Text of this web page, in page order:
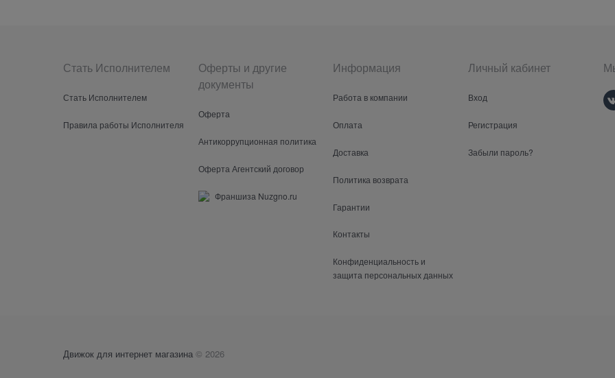
Стать Исполнителем
Стать Исполнителем
Правила работы Исполнителя
Оферты и другие
документы
Оферта
Антикоррупционная политика
Оферта Агентский договор
Франшиза Nuzgno.ru
Информация
Работа в компании
Оплата
Доставка
Политика возврата
Гарантии
Контакты
Конфиденциальность и
защита персональных данных
Личный кабинет
Вход
Регистрация
Забыли пароль?
Движок для интернет магазина © 2026